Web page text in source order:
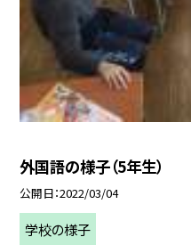
外国語の様子（5年生）
公開日 2022/03/04
学校の様子